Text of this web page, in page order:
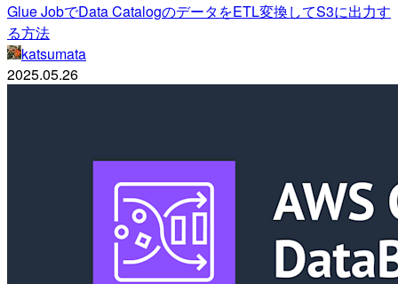
Glue JobでData CatalogのデータをETL変換してS3に出力す
る方法
katsumata
2025.05.26